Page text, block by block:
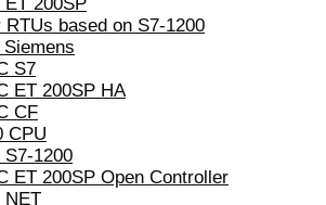
RTUs based on S7-1200
S7
ET 200SP HA
CF
CPU
S7-1200
ET 200SP Open Controller
NET